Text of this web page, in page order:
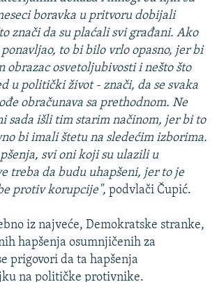
boravka u pritvoru dobijali
znači da su plaćali svi građani. Ako
to bi bilo vrlo opasno, jer bi
obrazac osvetoljubivosti i nešto što
u politički život - znači, da se svaka
obračunava sa prethodnom. Ne
sada išli tim starim načinom, jer bi to
bi imali štetu na sledećim izborima.
svi oni koji su ulazili u
treba da budu uhapšeni, jer to je
protiv korupcije", podvlači Čupić.
iz najveće, Demokratske stranke,
hapšenja osumnjičenih za
prigovori da ta hapšenja
na političke protivnike.